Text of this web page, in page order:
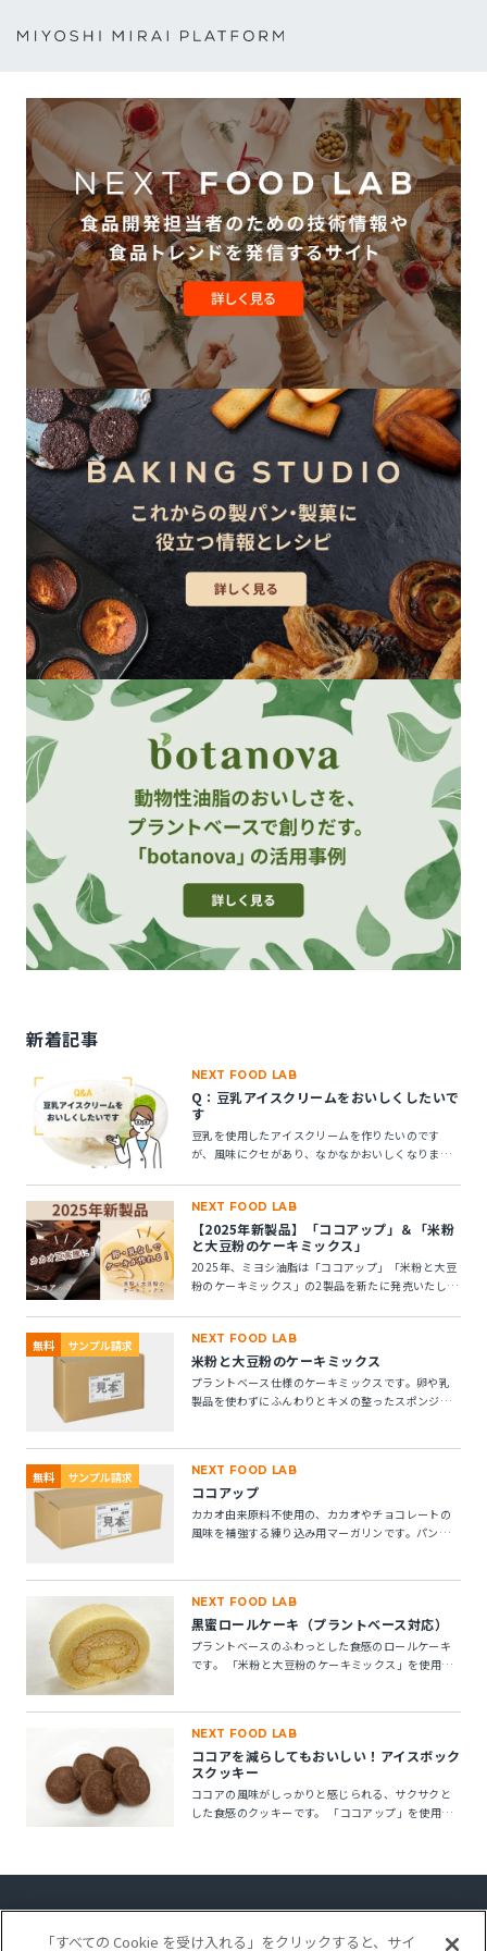
新着記事
NEXT FOOD LAB
Q：豆乳アイスクリームをおいしくしたいで
す
豆乳を使用したアイスクリームを作りたいのです
が、風味にクセがあり、なかなかおいしくなりませ
NEXT FOOD LAB
【2025年新製品】「ココアップ」＆「米粉
と大豆粉のケーキミックス」
2025年、ミヨシ油脂は「ココアップ」「米粉と大豆
粉のケーキミックス」の2製品を新たに発売いたしま
無料 サンプル請求 NEXT FOOD LAB
米粉と大豆粉のケーキミックス
プラントベース仕様のケーキミックスです。卵や乳
製品を使わずにふんわりとキメの整ったスポンジケ
無料 サンプル請求 NEXT FOOD LAB
ココアップ
カカオ由来原料不使用の、カカオやチョコレートの
風味を補強する練り込み用マーガリンです。パン・
NEXT FOOD LAB
黒蜜ロールケーキ（プラントベース対応）
プラントベースのふわっとした食感のロールケーキ
です。 「米粉と大豆粉のケーキミックス」を使用す
リューム感のある仕上がりになります。
NEXT FOOD LAB
ココアを減らしてもおいしい！アイスボック
スクッキー
ココアの風味がしっかりと感じられる、サクサクと
した食感のクッキーです。 「ココアップ」を使用す
「すべての Cookie を受け入れる」をクリックすると、サイ